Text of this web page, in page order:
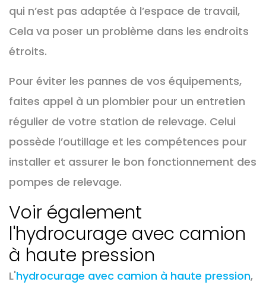
qui n’est pas adaptée à l’espace de travail,
Cela va poser un problème dans les endroits
étroits.
Pour éviter les pannes de vos équipements,
faites appel à un plombier pour un entretien
régulier de votre station de relevage. Celui
possède l’outillage et les compétences pour
installer et assurer le bon fonctionnement des
pompes de relevage.
Voir également
l'hydrocurage avec camion
à haute pression
L'hydrocurage avec camion à haute pression,